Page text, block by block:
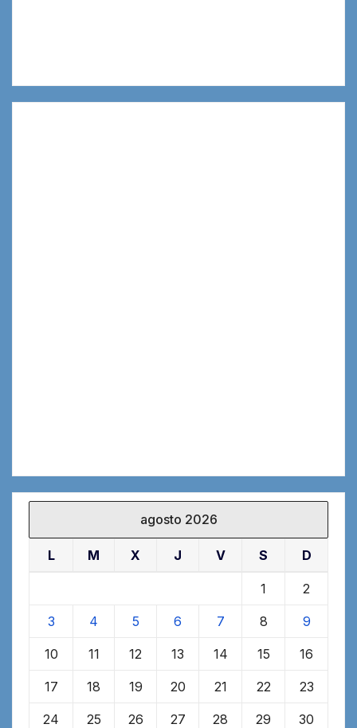
agosto 2026
L M X J V S D
1 2
3 4 5 6 7 8 9
10 11 12 13 14 15 16
17 18 19 20 21 22 23
24 25 26 27 28 29 30